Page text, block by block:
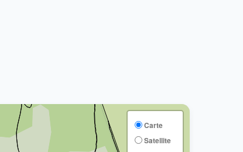
Carte
Satellite